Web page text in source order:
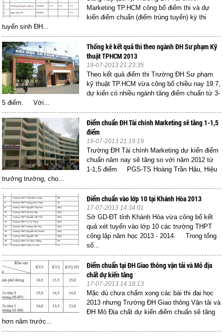
Marketing TP.HCM công bố điểm thi và dự
kiến điểm chuẩn (điểm trúng tuyển) kỳ thi
tuyển sinh ĐH...
Thống kê kết quả thi theo ngành ĐH Sư phạm Kỹ
thuật TPHCM 2013
19-07-2013 21:23:35
Theo kết quả điểm thi Trường ĐH Sư phạm
kỹ thuật TP.HCM vừa công bố chiều nay 19.7,
dự kiến có nhiều ngành tăng điểm chuẩn từ 3-
5 điểm. Với...
Điểm chuẩn ĐH Tài chính Marketing sẽ tăng 1-1,5
điểm
19-07-2013 21:19:19
Trường ĐH Tài chính Marketing dự kiến điểm
chuẩn năm nay sẽ tăng so với năm 2012 từ
1-1,5 điểm PGS-TS Hoàng Trần Hậu, Hiệu
trưởng trường, cho...
Điểm chuẩn vào lớp 10 tại Khánh Hòa 2013
17-07-2013 14:34:01
Sở GD-ĐT tỉnh Khánh Hòa vừa công bố kết
quả xét tuyển vào lớp 10 các trường THPT
công lập năm học 2013 - 2014. Trong tổng
số...
Điểm chuẩn tại ĐH Giao thông vận tải và Mỏ địa
chất dự kiến tăng
17-07-2013 14:18:13
Mặc dù chưa chấm xong các bài thi đại học
2013 nhưng Trường ĐH Giao thông Vận tải và
ĐH Mỏ Địa chất dự kiến điểm chuẩn sẽ tăng
hơn năm trước...